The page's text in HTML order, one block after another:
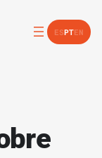
ESPTEN